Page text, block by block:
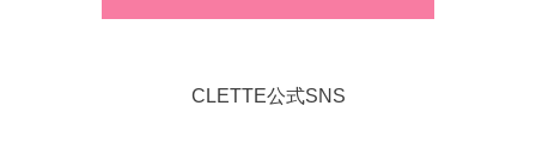
CLETTE公式SNS